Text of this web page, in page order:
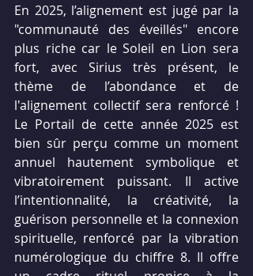
En 2025, l’alignement est jugé par la
"communauté des éveillés" encore
plus riche car le Soleil en Lion sera
fort, avec Sirius très présent, le
thème de l’abondance et de
l'alignement collectif sera renforcé !
Le Portail de cette année 2025 est
bien sûr perçu comme un moment
annuel hautement symbolique et
vibratoirement puissant. Il active
l’intentionnalité, la créativité, la
guérison personnelle et la connexion
spirituelle, renforcé par la vibration
numérologique du chiffre 8. Il offre